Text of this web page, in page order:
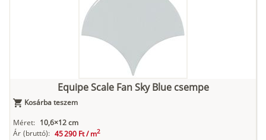
Equipe Scale Fan Sky Blue csempe
Kosárba teszem
Méret: 10,6×12 cm
Ár (bruttó): 45 290 Ft /m2